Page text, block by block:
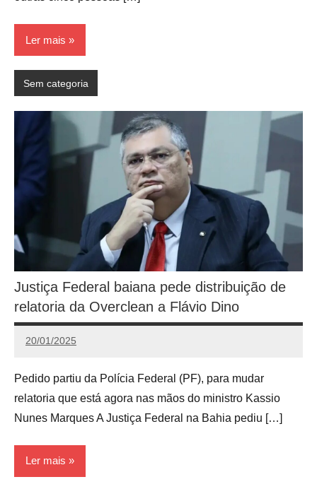
Ler mais
Sem categoria
Justiça Federal baiana pede distribuição de
relatoria da Overclean a Flávio Dino
20/01/2025
Calango
Pedido partiu da Polícia Federal (PF), para mudar
relatoria que está agora nas mãos do ministro Kassio
Nunes Marques A Justiça Federal na Bahia pediu […]
Ler mais